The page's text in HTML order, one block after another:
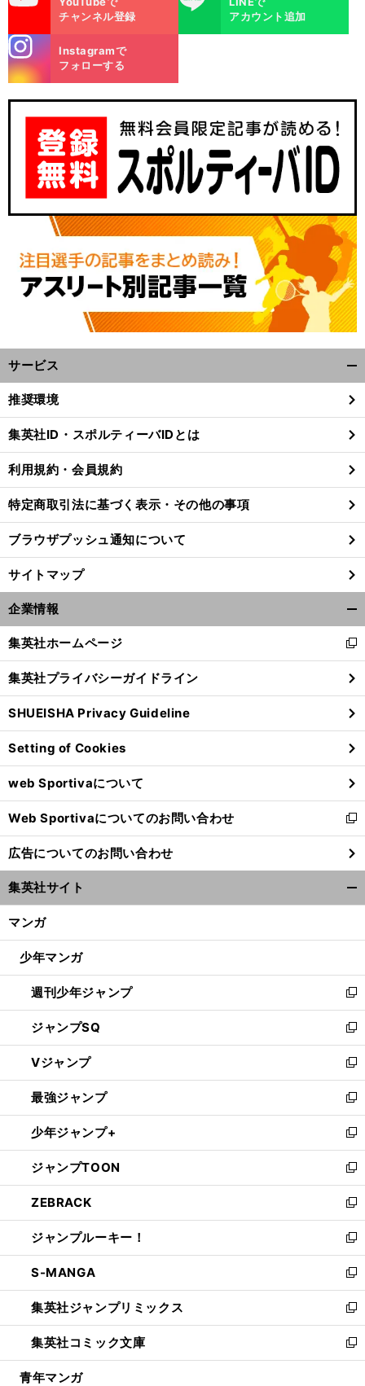
17 」
へ
チャンネル登録
アカウント追加
m
Instagramで
フォローする
サービス
閉
る
推奨環境
集英社ID・スポルティーバIDとは
利用規約・会員規約
特定商取引法に基づく表示・その他の事項
ブラウザプッシュ通知について
サイトマップ
企業情報
閉
る
集英社ホームページ
新
し
い
ウ
ィ
ン
ド
ウ
で
開
く
集英社プライバシーガイドライン
SHUEISHA Privacy Guideline
Setting of Cookies
web Sportivaについて
Web Sportivaについてのお問い合わせ
新
し
い
ウ
ィ
ン
ウ
開
く
広告についてのお問い合わせ
集英社サイト
マンガ
少年マンガ
週刊少年ジャンプ
新
し
い
ウ
ィ
ン
ド
ウ
で
開
く
ジャンプSQ
新
し
い
ウ
ィ
ン
ド
ウ
で
開
く
Vジャンプ
新
し
い
ウ
ィ
ン
ド
ウ
で
開
く
最強ジャンプ
新
し
い
ウ
ィ
ン
ド
ウ
で
開
く
少年ジャンプ+
新
し
い
ウ
ィ
ン
ド
ウ
で
開
く
ジャンプTOON
新
し
い
ウ
ィ
ン
ド
ウ
で
開
く
ZEBRACK
新
し
い
ウ
ィ
ン
ド
ウ
で
開
ジャンプルーキー！
新
し
い
ウ
ィ
ン
ド
ウ
S-MANGA
新
し
い
ウ
ィ
ン
集英社ジャンプリミックス
新
し
い
ウ
集英社コミック文庫
新
し
青年マンガ